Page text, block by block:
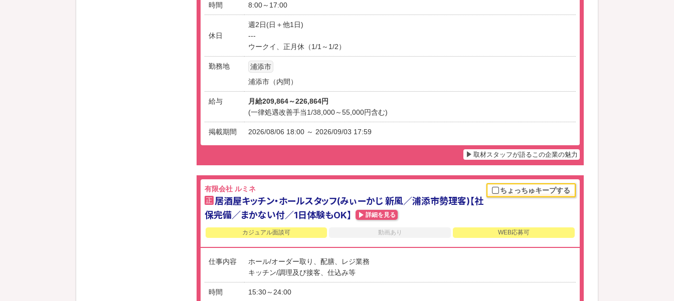
時間 8:00～17:00
休日
週2日(日＋他1日)
---
ウークイ、正月休（1/1～1/2）
勤務地
浦添市
浦添市（内間）
給与
月給209,864～226,864円
(一律処遇改善手当1/38,000～55,000円含む)
掲載期間 2026/08/06 18:00 ～ 2026/09/03 17:59
取材スタッフが語るこの企業の魅力
ちょっちゅキープする
有限会社 ルミネ
正 居酒屋キッチン・ホールスタッフ(みぃーかじ 新風／浦添市勢理客)【社
保完備／まかない付／1日体験もOK】
詳細を見る
カジュアル面談可 動画あり WEB応募可
仕事内容
ホール/オーダー取り、配膳、レジ業務
キッチン/調理及び接客、仕込み等
時間 15:30～24:00